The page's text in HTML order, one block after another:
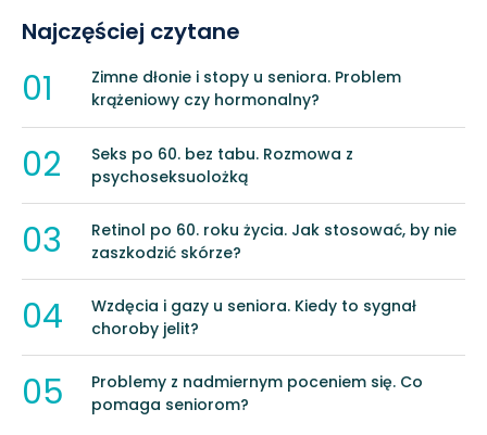
Najczęściej czytane
01
Zimne dłonie i stopy u seniora. Problem
krążeniowy czy hormonalny?
02
Seks po 60. bez tabu. Rozmowa z
psychoseksuolożką
03
Retinol po 60. roku życia. Jak stosować, by nie
zaszkodzić skórze?
04
Wzdęcia i gazy u seniora. Kiedy to sygnał
choroby jelit?
05
Problemy z nadmiernym poceniem się. Co
pomaga seniorom?